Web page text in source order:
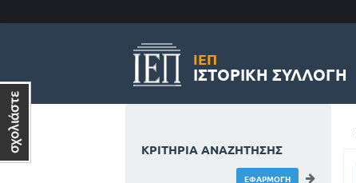
ΙΕΠ
ΙΣΤΟΡΙΚΉ ΣΥΛΛΟΓΉ
ΚΡΙΤΉΡΙΑ ΑΝΑΖΉΤΗΣΗΣ